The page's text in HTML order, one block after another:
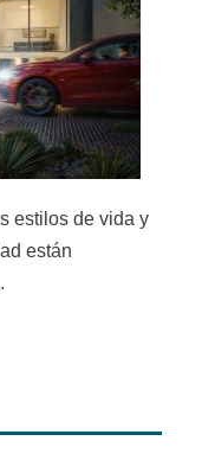
estilos de vida y
están